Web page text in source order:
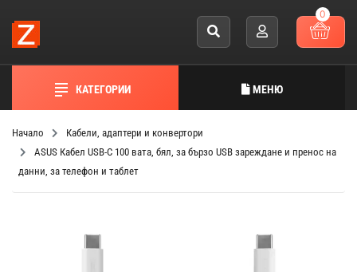
0
КАТЕГОРИИ МЕНЮ
Начало
Кабели, адаптери и конвертори
ASUS Кабел USB-C 100 вата, бял, за бързо USB зареждане и пренос на
данни, за телефон и таблет